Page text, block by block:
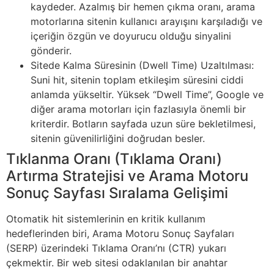
kaydeder. Azalmış bir hemen çıkma oranı, arama
motorlarına sitenin kullanıcı arayışını karşıladığı ve
içeriğin özgün ve doyurucu olduğu sinyalini
gönderir.
Sitede Kalma Süresinin (Dwell Time) Uzaltılması:
Suni hit, sitenin toplam etkileşim süresini ciddi
anlamda yükseltir. Yüksek “Dwell Time”, Google ve
diğer arama motorları için fazlasıyla önemli bir
kriterdir. Botların sayfada uzun süre bekletilmesi,
sitenin güvenilirliğini doğrudan besler.
Tıklanma Oranı (Tıklama Oranı)
Artırma Stratejisi ve Arama Motoru
Sonuç Sayfası Sıralama Gelişimi
Otomatik hit sistemlerinin en kritik kullanım
hedeflerinden biri, Arama Motoru Sonuç Sayfaları
(SERP) üzerindeki Tıklama Oranı’nı (CTR) yukarı
çekmektir. Bir web sitesi odaklanılan bir anahtar